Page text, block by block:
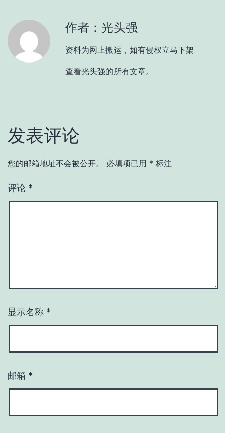
作者：光头强
资料为网上搬运，如有侵权立马下架
查看光头强的所有文章。
发表评论
您的邮箱地址不会被公开。 必填项已用 * 标注
评论 *
显示名称 *
邮箱 *